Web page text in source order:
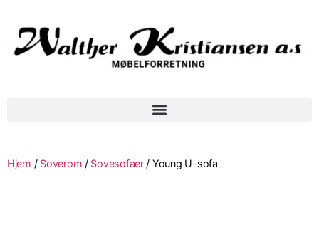
Hjem / Soverom / Sovesofaer/ Young U-sofa